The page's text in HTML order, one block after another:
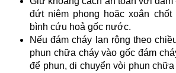
đứt niêm phong hoặc xoắn chốt
bình cứu hoả gốc nước.
Nếu đám cháy lan rộng theo
phun chữa cháy vào gốc đám
để phun, di chuyển vòi phun